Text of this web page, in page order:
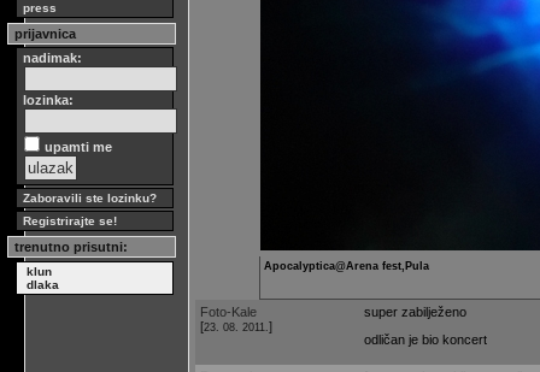
press
prijavnica
nadimak:
lozinka:
upamti me
Zaboravili ste lozinku?
Registrirajte se!
trenutno prisutni:
klun
dlaka
Apocalyptica@Arena fest,Pula
Foto-Kale
[23. 08. 2011. ]
super zabilježeno
odličan je bio koncert